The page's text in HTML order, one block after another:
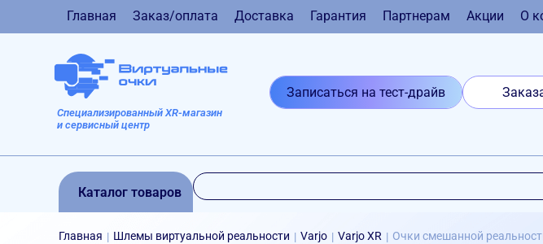
Главная Заказ/оплата Доставка Гарантия Партнерам Акции О
Специализированный XR-магазин
и сервисный центр
Записаться на тест-драйв
Каталог товаров
Главная | Шлемы виртуальной реальности | Varjo | Varjo XR | Очки смешанной